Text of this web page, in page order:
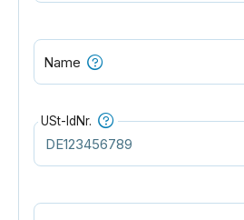
Name
USt-IdNr.